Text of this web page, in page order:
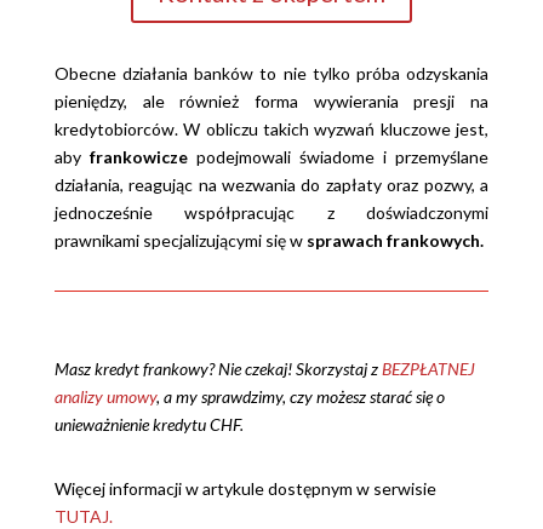
Obecne działania banków to nie tylko próba odzyskania
pieniędzy, ale również forma wywierania presji na
kredytobiorców. W obliczu takich wyzwań kluczowe jest,
aby frankowiczepodejmowali świadome i przemyślane
działania, reagując na wezwania do zapłaty oraz pozwy, a
jednocześnie współpracując z doświadczonymi
prawnikami specjalizującymi się w sprawach frankowych.
Masz kredyt frankowy? Nie czekaj! Skorzystaj zBEZPŁATNEJ
analizy umowy, a my sprawdzimy, czy możesz starać się o
unieważnienie kredytu CHF.
Więcej informacji w artykule dostępnym w serwisie
TUTAJ.